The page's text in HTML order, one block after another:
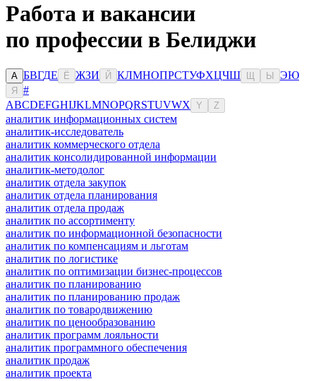
Работа и вакансии
по профессии в Белиджи
А БВГДЕ Ё ЖЗИ Й КЛМНОПРСТУФХЦЧШ Ы ЭЮ
Я
#
ABCDEFGHIJKLMNOPQRSTUVWX Y Z
аналитик информационных систем
аналитик-исследователь
аналитик коммерческого отдела
аналитик консолидированной информации
аналитик-методолог
аналитик отдела закупок
аналитик отдела планирования
аналитик отдела продаж
аналитик по ассортименту
аналитик по информационной безопасности
аналитик по компенсациям и льготам
аналитик по логистике
аналитик по оптимизации бизнес-процессов
аналитик по планированию
аналитик по планированию продаж
аналитик по товародвижению
аналитик по ценообразованию
аналитик программ лояльности
аналитик программного обеспечения
аналитик продаж
аналитик проекта